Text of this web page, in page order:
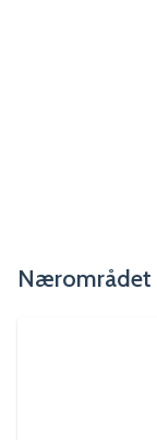
Nærområdet